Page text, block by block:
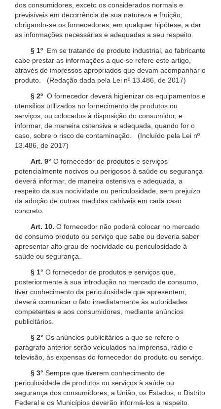
dos consumidores, exceto os considerados normais e
previsíveis em decorrência de sua natureza e fruição,
obrigando-se os fornecedores, em qualquer hipótese, a dar
as informações necessárias e adequadas a seu respeito.
§ 1º Em se tratando de produto industrial, ao fabricante
cabe prestar as informações a que se refere este artigo,
através de impressos apropriados que devam acompanhar o
produto. (Redação dada pela Lei nº 13.486, de 2017)
§ 2º O fornecedor deverá higienizar os equipamentos e
utensílios utilizados no fornecimento de produtos ou
serviços, ou colocados à disposição do consumidor, e
informar, de maneira ostensiva e adequada, quando for o
caso, sobre o risco de contaminação. (Incluído pela Lei nº
13.486, de 2017)
Art. 9° O fornecedor de produtos e serviços
potencialmente nocivos ou perigosos à saúde ou segurança
deverá informar, de maneira ostensiva e adequada, a
respeito da sua nocividade ou periculosidade, sem prejuízo
da adoção de outras medidas cabíveis em cada caso
concreto.
Art. 10. O fornecedor não poderá colocar no mercado
de consumo produto ou serviço que sabe ou deveria saber
apresentar alto grau de nocividade ou periculosidade à
saúde ou segurança.
§ 1° O fornecedor de produtos e serviços que,
posteriormente à sua introdução no mercado de consumo,
tiver conhecimento da periculosidade que apresentem,
deverá comunicar o fato imediatamente às autoridades
competentes e aos consumidores, mediante anúncios
publicitários.
§ 2° Os anúncios publicitários a que se refere o
parágrafo anterior serão veiculados na imprensa, rádio e
televisão, às expensas do fornecedor do produto ou serviço.
§ 3° Sempre que tiverem conhecimento de
periculosidade de produtos ou serviços à saúde ou
segurança dos consumidores, a União, os Estados, o Distrito
Federal e os Municípios deverão informá-los a respeito.